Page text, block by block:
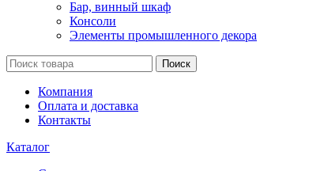
Бар, винный шкаф
Консоли
Элементы промышленного декора
Поиск
Компания
Оплата и доставка
Контакты
Каталог